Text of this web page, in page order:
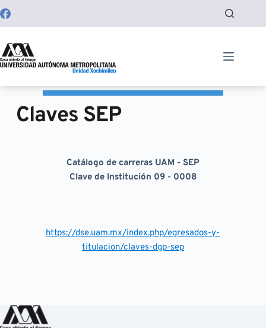
al
contenido
Claves SEP
Catálogo de carreras UAM - SEP
Clave de Institución 09 - 0008
https://dse.uam.mx/index.php/egresados-y-
titulacion/claves-dgp-sep